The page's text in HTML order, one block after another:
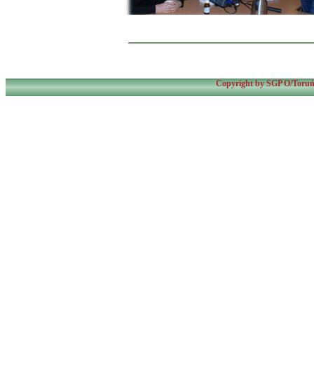
Copyright by SGP O/